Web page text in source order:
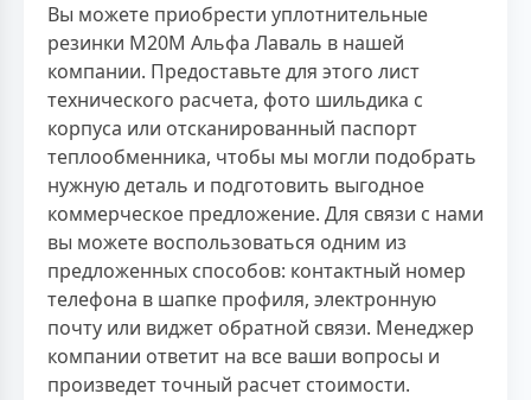
Вы можете приобрести уплотнительные
резинки М20М Альфа Лаваль в нашей
компании. Предоставьте для этого лист
технического расчета, фото шильдика с
корпуса или отсканированный паспорт
теплообменника, чтобы мы могли подобрать
нужную деталь и подготовить выгодное
коммерческое предложение. Для связи с нами
вы можете воспользоваться одним из
предложенных способов: контактный номер
телефона в шапке профиля, электронную
почту или виджет обратной связи. Менеджер
компании ответит на все ваши вопросы и
произведет точный расчет стоимости.